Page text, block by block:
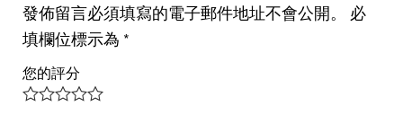
發佈留言必須填寫的電子郵件地址不會公開。
必
填欄位標示為 *
您的評分